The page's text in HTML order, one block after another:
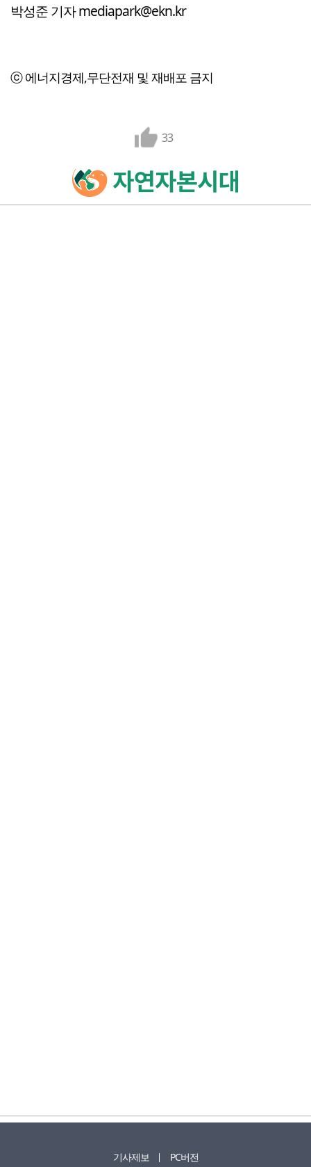
박성준 기자 mediapark@ekn.kr
ⓒ 에너지경제,무단전재 및 재배포 금지
33
기사제보 PC버전